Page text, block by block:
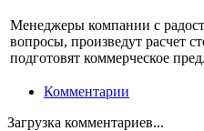
Менеджеры компании с
вопросы, произведут расчет
подготовят коммерческое
Комментарии
Загрузка комментариев...